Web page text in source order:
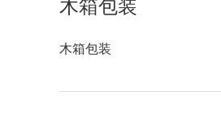
木箱包装
木箱包装